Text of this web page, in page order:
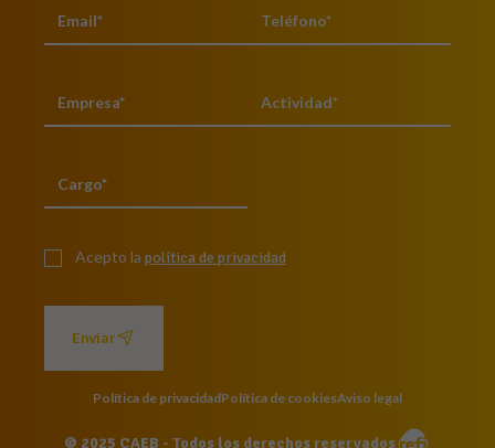
Acepto la política de privacidad
Enviar
Política de privacidadPolítica de cookiesAviso legal
© 2025 CAEB - Todos los derechos reservados